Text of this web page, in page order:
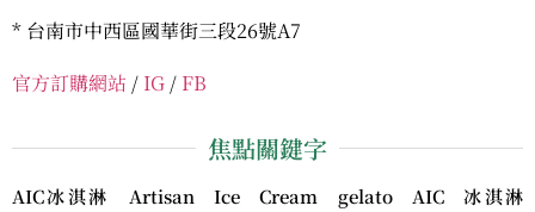
* 台南市中西區國華街三段26號A7
官方訂購網站 / IG / FB
焦點關鍵字
AIC冰淇淋 Artisan Ice Cream gelato AIC 冰淇淋